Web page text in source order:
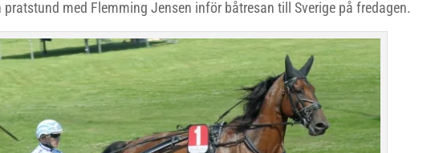
pratstund med Flemming Jensen inför båtresan till Sverige på fredagen.